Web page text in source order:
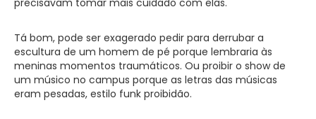
Tá bom, pode ser exagerado pedir para derrubar a
escultura de um homem de pé porque lembraria às
meninas momentos traumáticos. Ou proibir o show de
um músico no campus porque as letras das músicas
eram pesadas, estilo funk proibidão.